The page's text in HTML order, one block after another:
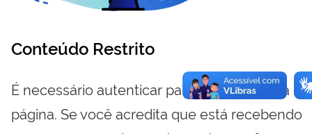
Conteúdo Restrito
É necessário autenticar para visualizar essa
página. Se você acredita que está recebendo